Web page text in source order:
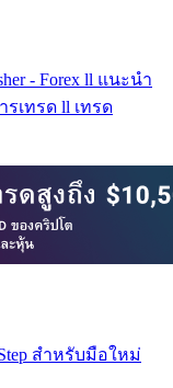
- Forex ll แนะนำ
รเทรด ll เทรด
สำหรับมือใหม่